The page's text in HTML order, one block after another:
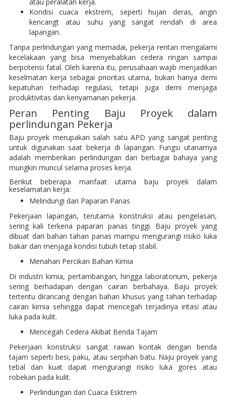
Kondisi cuaca ekstrem, seperti hujan deras, angin
kencangt atau suhu yang sangat rendah di area
lapangan.
Tanpa perlindungan yang memadai, pekerja rentan mengalami
kecelakaan yang bisa menyebabkan cedera ringan sampai
berpotensi fatal. Oleh karena itu, perusahaan wajib menjadikan
keselmatan kerja sebagai prioritas utama, bukan hanya demi
kepatuhan terhadap regulasi, tetapi juga demi menjaga
produktivitas dan kenyamanan pekerja.
Peran Penting Baju Proyek dalam
perlindungan Pekerja
Baju proyek merupakan salah satu APD yang sangat penting
untuk digunakan saat bekerja di lapangan. Fungsi utanamya
adalah memberikan perlindungan dari berbagai bahaya yang
mungkin muncul selama proses kerja.
Berikut beberapa manfaat utama baju proyek dalam
keselamatan kerja:
Melindungi dari Paparan Panas
Pekerjaan lapangan, terutama konstruksi atau pengelasan,
sering kali terkena paparan panas tinggi. Baju proyek yang
dibuat dari bahan tahan panas mampu mengurangi risiko luka
bakar dan menjaga kondisi tubuh tetap stabil.
Menahan Percikan Bahan Kimia
Di industri kimia, pertambangan, hingga laboratorium, pekerja
sering berhadapan dengan cairan berbahaya. Baju proyek
tertentu dirancang dengan bahan khusus yang tahan terhadap
cairan kimia sehingga dapat mencegah terjadinya iritasi atau
luka pada kulit.
Mencegah Cedera Akibat Benda Tajam
Pekerjaan konstruksi sangat rawan kontak dengan benda
tajam seperti besi, paku, atau serpihan batu. Naju proyek yang
tebal dan kuat dapat mengurangi risiko luka gores atau
robekan pada kulit.
Perlindungan dari Cuaca Esktrem